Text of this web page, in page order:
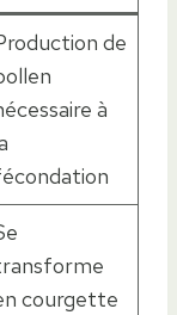
de
à
courgette